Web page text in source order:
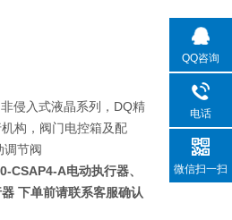
侵入式液晶系列，DQ精
构，阀门电控箱及配
调节阀
CSAP4-A电动执行器、
下单前请联系客服确认
QQ咨询
电话
微信扫一扫